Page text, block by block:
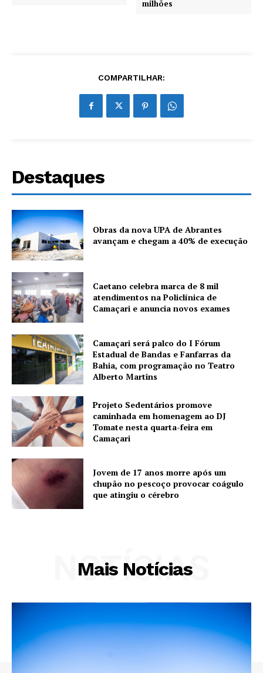
milhões
COMPARTILHAR:
Destaques
Obras da nova UPA de Abrantes
avançam e chegam a 40% de execução
Caetano celebra marca de 8 mil
atendimentos na Policlínica de
Camaçari e anuncia novos exames
Camaçari será palco do I Fórum
Estadual de Bandas e Fanfarras da
Bahia, com programação no Teatro
Alberto Martins
Projeto Sedentários promove
caminhada em homenagem ao DJ
Tomate nesta quarta-feira em
Camaçari
Jovem de 17 anos morre após um
chupão no pescoço provocar coágulo
que atingiu o cérebro
Mais Notícias
NOTÍCIAS